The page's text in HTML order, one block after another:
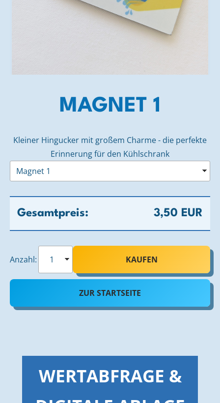
MAGNET 1
Kleiner Hingucker mit großem Charme - die perfekte
Erinnerung für den Kühlschrank
Gesamtpreis: 3,50 EUR
Anzahl: KAUFEN
ZUR STARTSEITE
WERTABFRAGE &